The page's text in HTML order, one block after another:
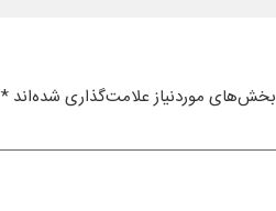
بخش‌های موردنیاز علامت‌گذاری شده‌اند*